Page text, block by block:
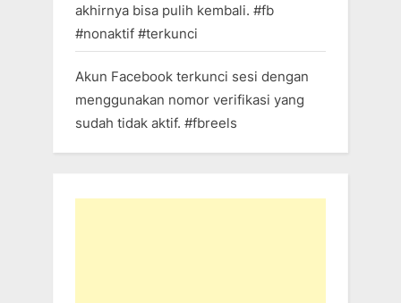
akhirnya bisa pulih kembali. #fb
#nonaktif #terkunci
Akun Facebook terkunci sesi dengan
menggunakan nomor verifikasi yang
sudah tidak aktif. #fbreels